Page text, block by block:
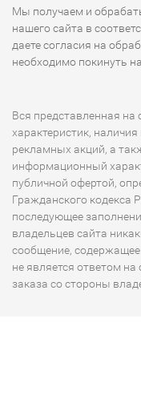
Мы получаем и
нашего сайта в
даете согласия на
необходимо покинуть
Вся представленная на
характеристик,
рекламных акций, а
информационный
публичной офертой,
Гражданского кодекса
последующее
владельцев сайта
сообщение,
не является ответом
заказа со стороны